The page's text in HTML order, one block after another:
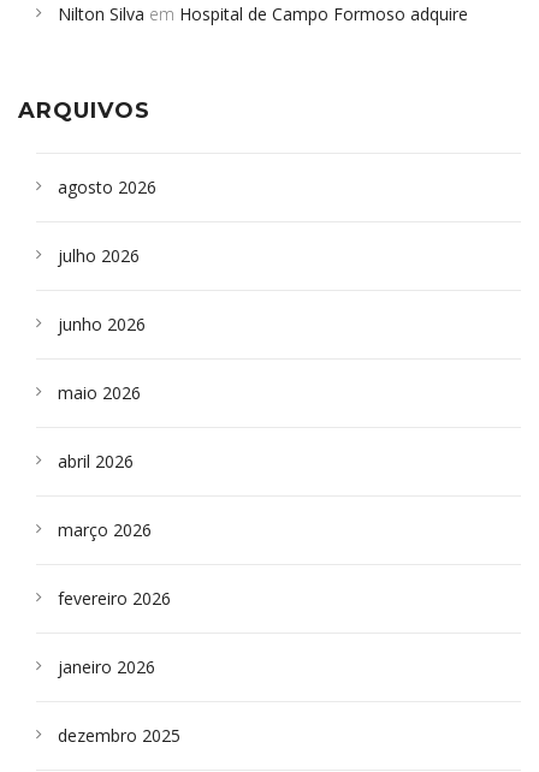
Campoformosenses que morreram em desabamentos são
Nilton Silva em Hospital de Campo Formoso adquire
ARQUIVOS
agosto 2026
julho 2026
junho 2026
maio 2026
abril 2026
março 2026
fevereiro 2026
janeiro 2026
dezembro 2025